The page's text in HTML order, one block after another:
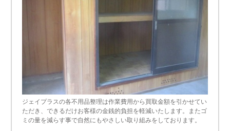
ジェイプラスの各不用品整理は作業費用から買取金額を引かせてい
ただき、できるだけお客様の金銭的負担を軽減いたします。またゴ
ミの量を減らす事で自然にもやさしい取り組みをしております。